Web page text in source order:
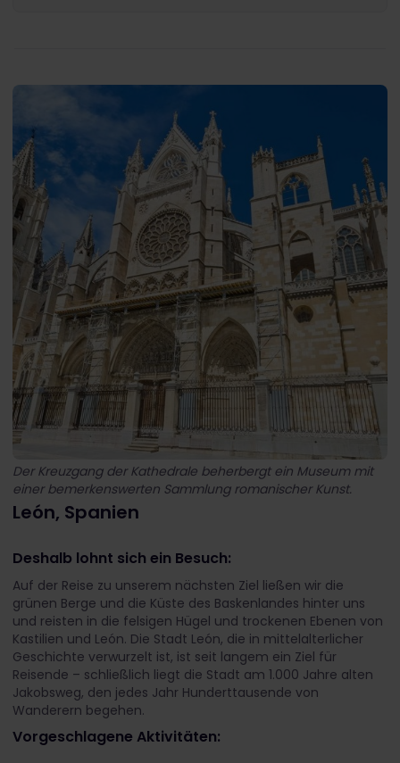
Der Kreuzgang der Kathedrale beherbergt ein Museum mit
einer bemerkenswerten Sammlung romanischer Kunst.
León, Spanien
Deshalb lohnt sich ein Besuch:
Auf der Reise zu unserem nächsten Ziel ließen wir die
grünen Berge und die Küste des Baskenlandes hinter uns
und reisten in die felsigen Hügel und trockenen Ebenen von
Kastilien und León. Die Stadt León, die in mittelalterlicher
Geschichte verwurzelt ist, ist seit langem ein Ziel für
Reisende – schließlich liegt die Stadt am 1.000 Jahre alten
Jakobsweg, den jedes Jahr Hunderttausende von
Wanderern begehen.
Vorgeschlagene Aktivitäten: